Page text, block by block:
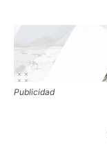
Publicidad